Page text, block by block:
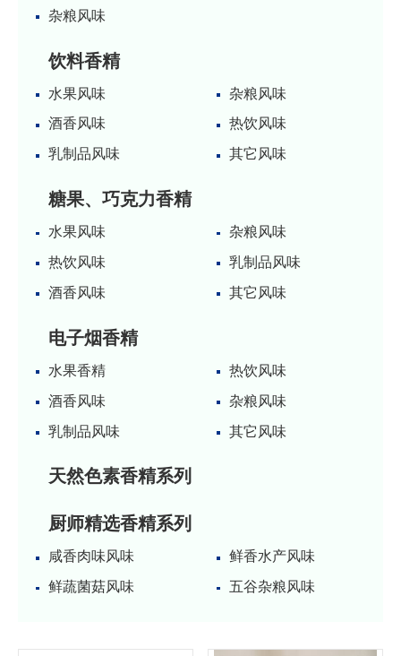
杂粮风味
饮料香精
水果风味
杂粮风味
酒香风味
热饮风味
乳制品风味
其它风味
糖果、巧克力香精
水果风味
杂粮风味
热饮风味
乳制品风味
酒香风味
其它风味
电子烟香精
水果香精
热饮风味
酒香风味
杂粮风味
乳制品风味
其它风味
天然色素香精系列
厨师精选香精系列
咸香肉味风味
鲜香水产风味
鲜蔬菌菇风味
五谷杂粮风味